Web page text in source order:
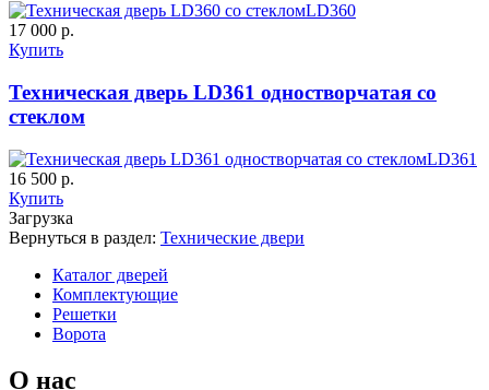
LD360
17 000 р.
Купить
Техническая дверь LD361 одностворчатая со
стеклом
LD361
16 500 р.
Купить
Загрузка
Вернуться в раздел: Технические двери
Каталог дверей
Комплектующие
Решетки
Ворота
О нас